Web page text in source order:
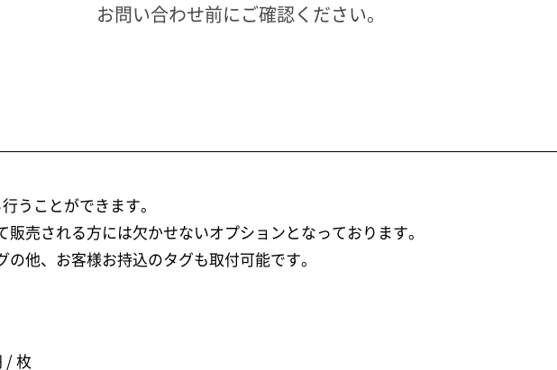
お問い合わせ前にご確認ください。
うことができます。
販売される方には欠かせないオプションとなっております。
の他、お客様お持込のタグも取付可能です。
/ 枚